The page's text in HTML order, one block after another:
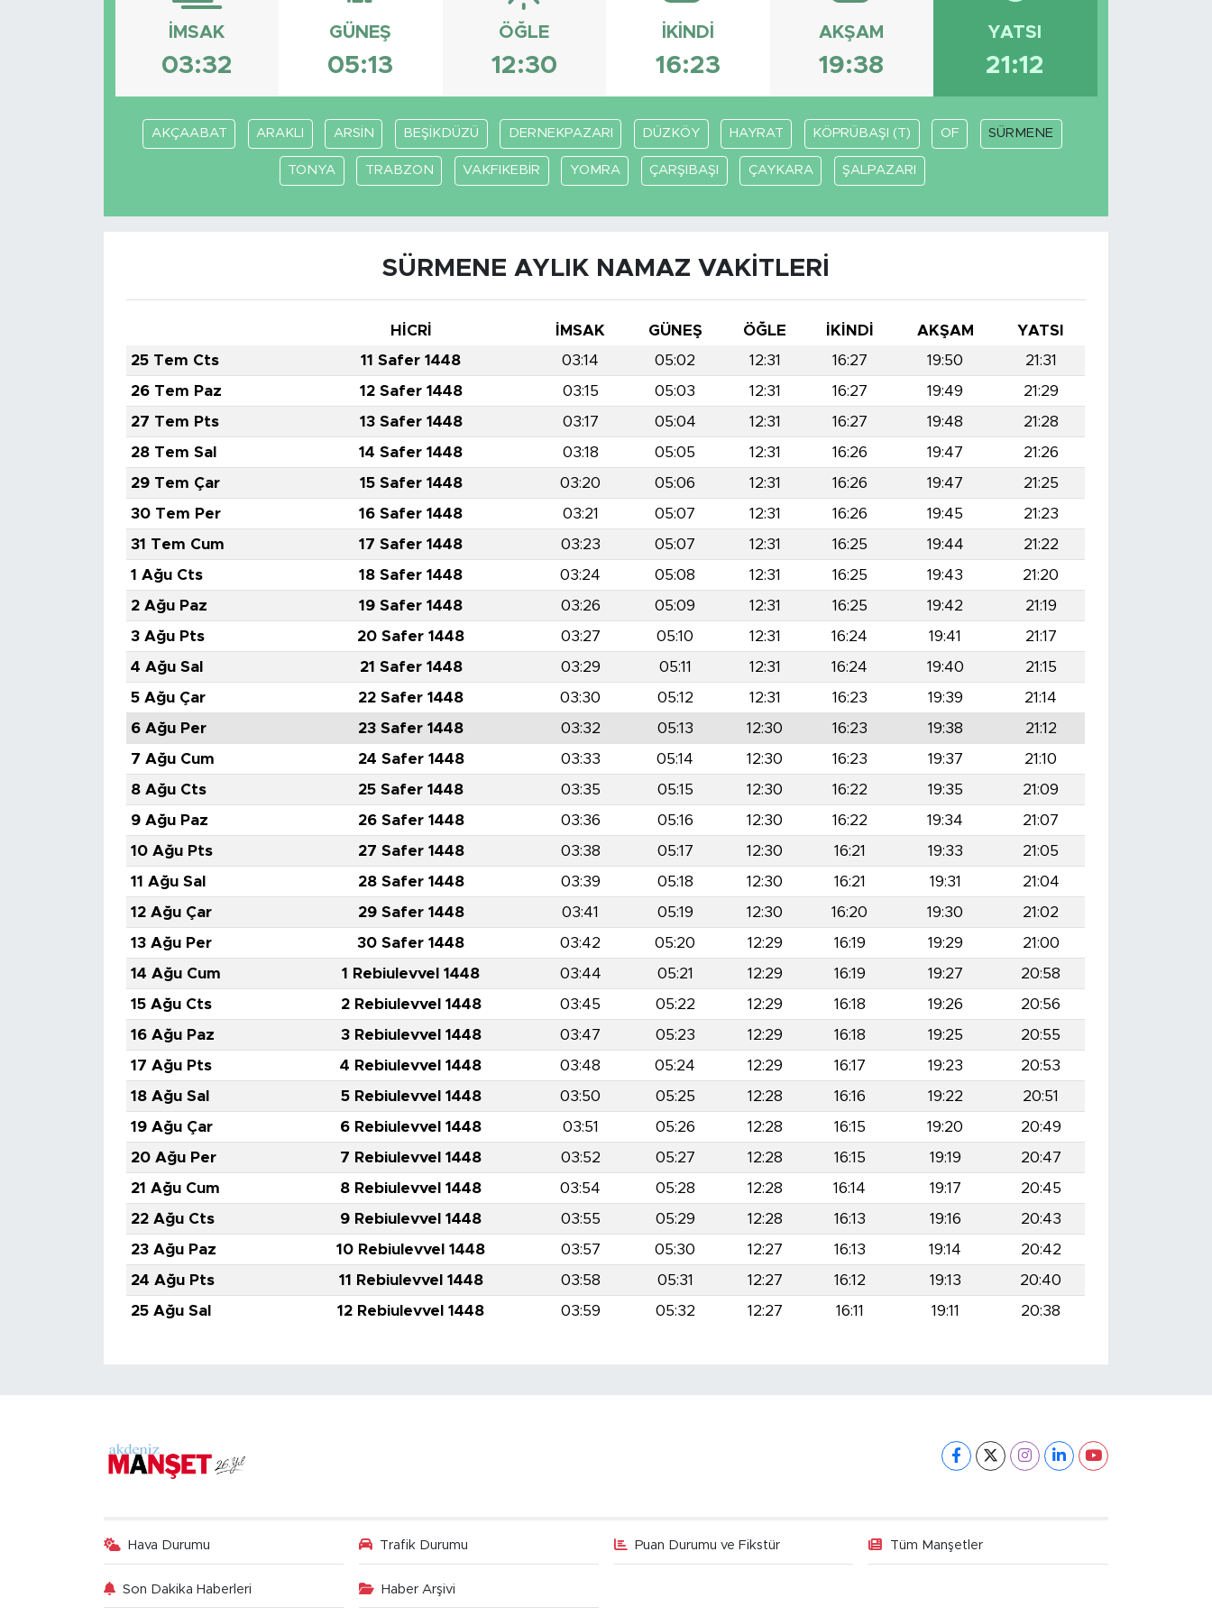
İMSAK
03:32
GÜNEŞ
05:13
ÖĞLE
12:30
İKINDI
16:23
AKŞAM
19:38
YATSI
21:12
AKÇAABAT ARAKLI ARSİN BEŞİKDÜZÜ DERNEKPAZARI DÜZKÖY HAYRAT KÖPRÜBAŞI (T) OF SÜRMENE
TONYA TRABZON VAKFIKEBİR YOMRA ÇARŞIBAŞI ÇAYKARA ŞALPAZARI
SÜRMENE AYLIK NAMAZ VAKITLERI
HİCRİ İMSAK GÜNEŞ ÖĞLE İKINDI AKŞAM
YATSI
25 Tem Cts
11 Safer 1448 03:14 05:02 12:31 16:27 19:50
21:31
26 Tem Paz
12 Safer 1448 03:15 05:03 12:31 16:27 19:49
21:29
27 Tem Pts
13 Safer 1448 03:17 05:04 12:31 16:27 19:48
21:28
28 Tem Sal
14 Safer 1448 03:18 05:05 12:31 16:26 19:47
21:26
29 Tem Çar
15 Safer 1448 03:20 05:06 12:31 16:26 19:47
21:25
30 Tem Per
16 Safer 1448 03:21 05:07 12:31 16:26 19:45
21:23
31 Tem Cum
17 Safer 1448 03:23 05:07 12:31 16:25 19:44
21:22
1 Ağu Cts
18 Safer 1448 03:24 05:08 12:31 16:25 19:43
21:20
2 Ağu Paz
19 Safer 1448 03:26 05:09 12:31 16:25 19:42
21:19
3 Ağu Pts
20 Safer 1448 03:27 05:10 12:31 16:24 19:41
21:17
4 Ağu Sal
21 Safer 1448 03:29 05:11 12:31 16:24 19:40
21:15
5 Ağu Çar
22 Safer 1448 03:30 05:12 12:31 16:23 19:39
21:14
6 Ağu Per
23 Safer 1448 03:32 05:13 12:30 16:23 19:38
21:12
7 Ağu Cum
24 Safer 1448 03:33 05:14 12:30 16:23 19:37
21:10
8 Ağu Cts
25 Safer 1448 03:35 05:15 12:30 16:22 19:35
21:09
9 Ağu Paz
26 Safer 1448 03:36 05:16 12:30 16:22 19:34
21:07
10 Ağu Pts
27 Safer 1448 03:38 05:17 12:30 16:21 19:33
21:05
11 Ağu Sal
28 Safer 1448 03:39 05:18 12:30 16:21 19:31
21:04
12 Ağu Çar
29 Safer 1448 03:41 05:19 12:30 16:20 19:30
21:02
13 Ağu Per
30 Safer 1448 03:42 05:20 12:29 16:19 19:29
21:00
14 Ağu Cum
1 Rebiulevvel 1448 03:44 05:21 12:29 16:19 19:27
20:58
15 Ağu Cts
2 Rebiulevvel 1448 03:45 05:22 12:29 16:18 19:26
20:56
16 Ağu Paz
3 Rebiulevvel 1448 03:47 05:23 12:29 16:18 19:25
20:55
17 Ağu Pts
4 Rebiulevvel 1448 03:48 05:24 12:29 16:17 19:23
20:53
18 Ağu Sal
5 Rebiulevvel 1448 03:50 05:25 12:28 16:16 19:22
20:51
19 Ağu Çar
6 Rebiulevvel 1448 03:51 05:26 12:28 16:15 19:20
20:49
20 Ağu Per
7 Rebiulevvel 1448 03:52 05:27 12:28 16:15 19:19
20:47
21 Ağu Cum
8 Rebiulevvel 1448 03:54 05:28 12:28 16:14 19:17
20:45
22 Ağu Cts
9 Rebiulevvel 1448 03:55 05:29 12:28 16:13 19:16
20:43
23 Ağu Paz
10 Rebiulevvel 1448 03:57 05:30 12:27 16:13 19:14
20:42
24 Ağu Pts
11 Rebiulevvel 1448 03:58 05:31 12:27 16:12 19:13
20:40
25 Ağu Sal
12 Rebiulevvel 1448 03:59 05:32 12:27 16:11 19:11 20:38
Hava Durumu Trafik Durumu Puan Durumu ve Fikstür Tüm Manşetler
Son Dakika Haberleri Haber Arşivi